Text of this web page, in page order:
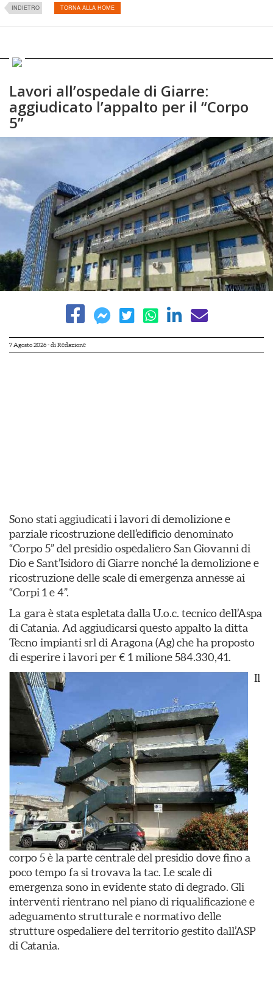
INDIETRO TORNA ALLA HOME
Lavori all’ospedale di Giarre:
aggiudicato l’appalto per il “Corpo
5”
7 Agosto 2026- di Redazione
Sono stati aggiudicati i lavori di demolizione e
parziale ricostruzione dell’edificio denominato
“Corpo 5” del presidio ospedaliero San Giovanni di
Dio e Sant’Isidoro di Giarre nonché la demolizione e
ricostruzione delle scale di emergenza annesse ai
“Corpi 1 e 4”.
La gara è stata espletata dalla U.o.c. tecnico dell’Aspa
di Catania. Ad aggiudicarsi questo appalto la ditta
Tecno impianti srl di Aragona (Ag) che ha proposto
di esperire i lavori per € 1 milione 584.330,41.
Il
corpo 5 è la parte centrale del presidio dove fino a
poco tempo fa si trovava la tac. Le scale di
emergenza sono in evidente stato di degrado. Gli
interventi rientrano nel piano di riqualificazione e
adeguamento strutturale e normativo delle
strutture ospedaliere del territorio gestito dall’ASP
di Catania.